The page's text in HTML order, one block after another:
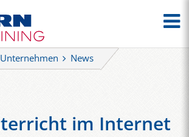
Unternehmen News
im Internet